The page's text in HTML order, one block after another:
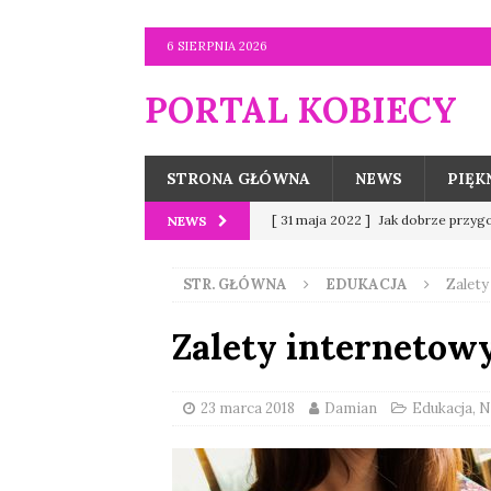
6 SIERPNIA 2026
PORTAL KOBIECY
STRONA GŁÓWNA NEWS
NEWS [ 31 maja 2022 ] Jak dobrze
[ 26 sierpnia 2021 ] Rozmiar
sylwetki?
Dlaczego
[ 23 czerwca 2023 ] Co warto
STR. GŁÓWNA EDUKACJA
Zalety
23 marca 2018 Damian Edukacja,